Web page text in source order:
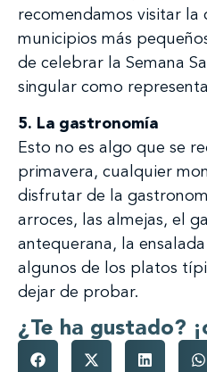
recomendamos visitar la
municipios más
de celebrar la Semana
singular como
5. La gastronomía
Esto no es algo que se
primavera, cualquier
disfrutar de la
arroces, las almejas, el
antequerana, la
algunos de los platos
dejar de probar.
¿Te ha gustado?